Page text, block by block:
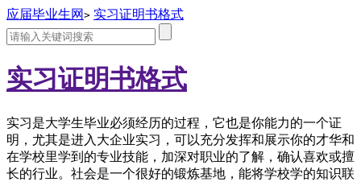
应届毕业生网 > 实习证明书格式
实习证明书格式
实习是大学生毕业必须经历的过程，它也是你能力的一个证
明，尤其是进入大企业实习，可以充分发挥和展示你的才华和
在学校里学到的专业技能，加深对职业的了解，确认喜欢或擅
长的行业。社会是一个很好的锻炼基地，能将学校学的知识联